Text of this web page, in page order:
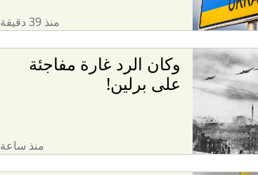
منذ 39 دقيقة
وكان الرد غارة مفاجئة
على برلين!
منذ ساعة